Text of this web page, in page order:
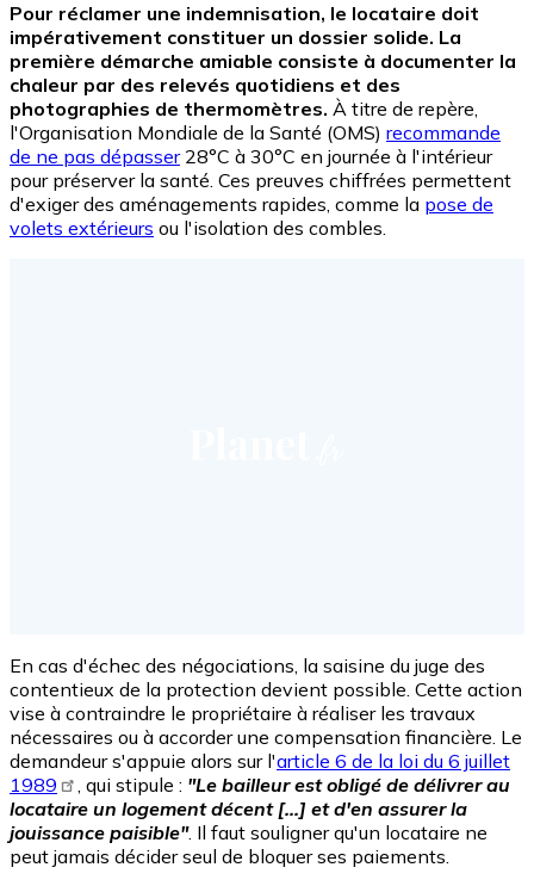
Pour réclamer une indemnisation, le locataire doit
impérativement constituer un dossier solide. La
première démarche amiable consiste à documenter la
chaleur par des relevés quotidiens et des
photographies de thermomètres. À titre de repère,
l'Organisation Mondiale de la Santé (OMS) recommande
de ne pas dépasser28°C à 30°C en journée à l'intérieur
pour préserver la santé. Ces preuves chiffrées permettent
d'exiger des aménagements rapides, comme la pose de
volets extérieurs ou l'isolation des combles.
En cas d'échec des négociations, la saisine du juge des
contentieux de la protection devient possible. Cette action
vise à contraindre le propriétaire à réaliser les travaux
nécessaires ou à accorder une compensation financière. Le
demandeur s'appuie alors sur l'article 6 de la loi du 6 juillet
1989
, qui stipule : "Le bailleur est obligé de délivrer au
locataire un logement décent [...] et d'en assurer la
jouissance paisible". Il faut souligner qu'un locataire ne
peut jamais décider seul de bloquer ses paiements.